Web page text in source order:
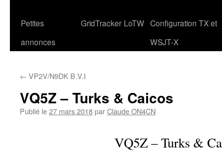
Petites
annonces
GridTracker LoTW Configuration TX et
WSJT-X
← VP2V/N9DK B.V.I
VQ5Z – Turks & Caicos
Publié le27 mars 2018parClaude ON4CN
VQ5Z – Turks &